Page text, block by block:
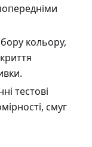
кольору,
тестові
смуг